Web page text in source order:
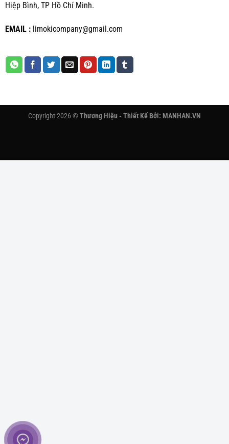
Hiệp Bình, TP Hồ Chí Minh.
EMAIL :limokicompany@gmail.com
Copyright 2026 ©Thương Hiệu - Thiết Kế Bởi: MANHAN.VN